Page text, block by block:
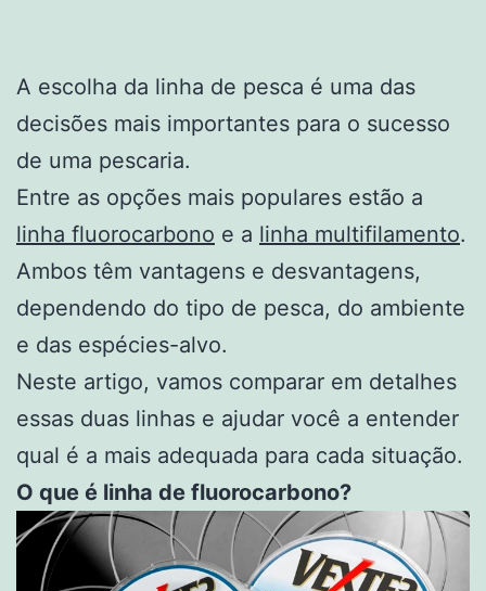
A escolha da linha de pesca é uma das
decisões mais importantes para o sucesso
de uma pescaria.
Entre as opções mais populares estão a
linha fluorocarbono e a linha multifilamento.
Ambos têm vantagens e desvantagens,
dependendo do tipo de pesca, do ambiente
e das espécies-alvo.
Neste artigo, vamos comparar em detalhes
essas duas linhas e ajudar você a entender
qual é a mais adequada para cada situação.
O que é linha de fluorocarbono?